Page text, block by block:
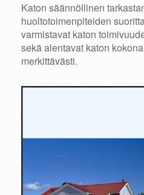
Katon säännöllinen
huoltotoimenpiteiden
varmistavat katon
sekä alentavat katon
merkittävästi.